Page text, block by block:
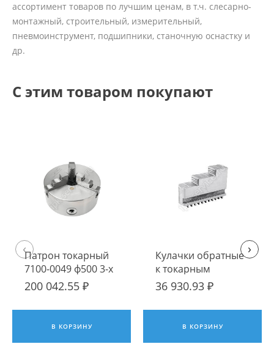
ассортимент товаров по лучшим ценам, в т.ч. слесарно-
монтажный, строительный, измерительный,
пневмоинструмент, подшипники, станочную оснастку и
др.
С этим товаром покупают
Патрон токарный
7100-0049 ф500 3-х
кулачковый I-QSC
200 042.55 ₽
В КОРЗИНУ
Кулачки обратные
к токарным
патронам D500 I-
36 930.93 ₽
В КОРЗИНУ
‹ ›